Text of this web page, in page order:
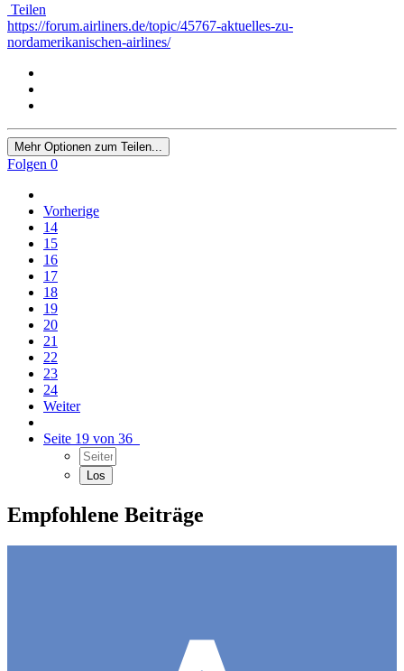
Teilen
https://forum.airliners.de/topic/45767-aktuelles-zu-
nordamerikanischen-airlines/
Mehr Optionen zum Teilen...
Folgen 0
Vorherige
14
15
16
17
18
19
20
21
22
23
24
Weiter
Seite 19 von 36
Empfohlene Beiträge